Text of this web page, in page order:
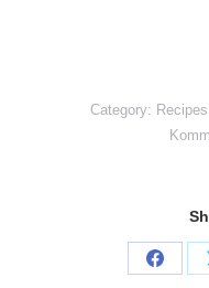
Category: Recipes
Share